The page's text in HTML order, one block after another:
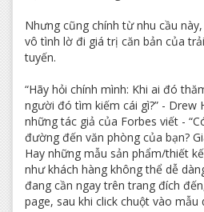
Nhưng cũng chính từ nhu cầu
vô tình lờ đi giá trị căn bản của
tuyến.
“Hãy hỏi chính mình: Khi ai đó
người đó tìm kiếm cái gì?” - Drew
những tác giả của Forbes viết -
đường đến văn phòng của bạn?
Hay những mẫu sản phẩm/thiết
như khách hàng không thể dễ
đang cần ngay trên trang đích
page, sau khi click chuột vào